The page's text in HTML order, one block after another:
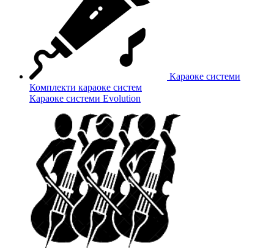
Караоке системи
Комплекти караоке систем
Караоке системи Evolution